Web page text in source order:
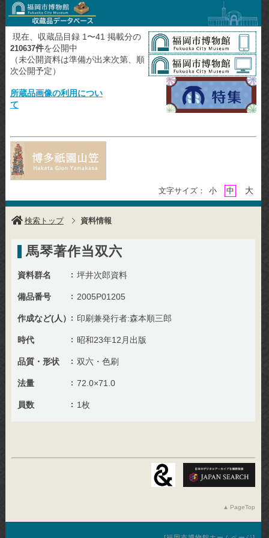
現在、収蔵品目録 1〜41 掲載分の
210637件を公開中
（未公開資料は準備が出来次第、順
次公開予定）
所蔵品画像の利用につい
て
文字サイズ： 小 中 大
検索トップ 資料情報
馬琴著作当双六
資料群名 坪井次郎資料
備品番号 2005P01205
作成など(人） 印刷兼発行者:森本順三郎
時代 昭和23年12月出版
品質・形状 双六・色刷
法量 72.0×71.0
員数 1枚
PageTop